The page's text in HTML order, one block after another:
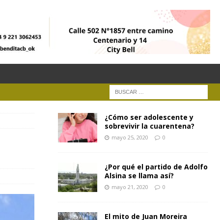
¿Cómo ser adolescente y
sobrevivir la cuarentena?
mayo 25, 2020 0
¿Por qué el partido de Adolfo
Alsina se llama así?
mayo 21, 2020 0
El mito de Juan Moreira